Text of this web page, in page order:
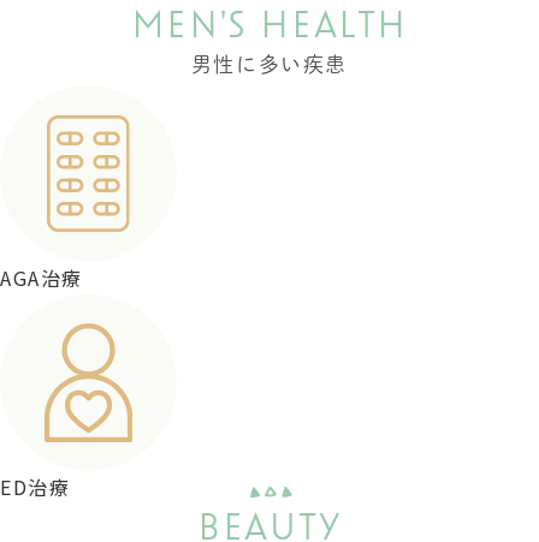
MEN'S HEALTH
男性に多い疾患
AGA治療
ED治療
BEAUTY